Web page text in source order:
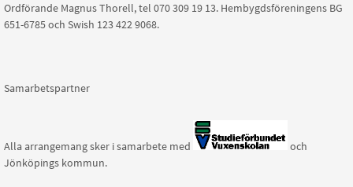
Ordförande Magnus Thorell, tel 070 309 19 13. Hembygdsföreningens BG
651-6785 och Swish 123 422 9068.
Samarbetspartner
Alla arrangemang sker i samarbete med
och
Jönköpings kommun.